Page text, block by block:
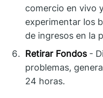
comercio en vivo
experimentar los
de ingresos en la
Retirar Fondos-
problemas,
24 horas.